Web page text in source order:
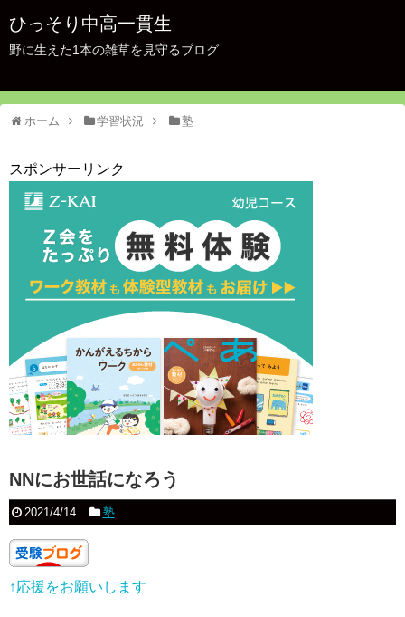
ひっそり中高一貫生
野に生えた1本の雑草を見守るブログ
ホーム 学習状況 塾
スポンサーリンク
NNにお世話になろう
2021/4/14 塾
↑応援をお願いします